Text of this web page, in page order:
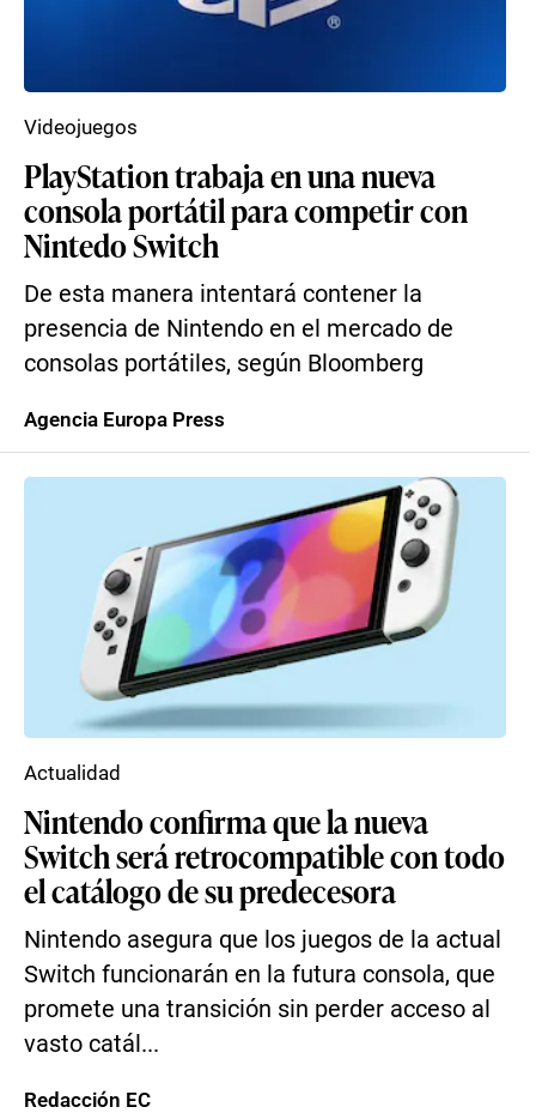
PlayStation trabaja en una nueva
consola portátil para competir con
Nintedo Switch
De esta manera intentará contener la
presencia de Nintendo en el mercado de
consolas portátiles, según Bloomberg
Videojuegos
Agencia Europa Press
Nintendo confirma que la nueva
Switch será retrocompatible con todo
el catálogo de su predecesora
Nintendo asegura que los juegos de la actual
Switch funcionarán en la futura consola, que
promete una transición sin perder acceso al
vasto catál...
Actualidad
Redacción EC